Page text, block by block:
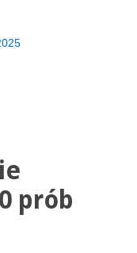
prób